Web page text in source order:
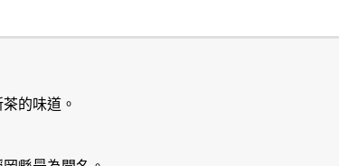
的味道。